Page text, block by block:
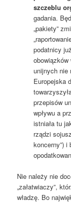
szczeblu
gadania.
„pakiety”
podatnicy
unijnych nie
Europejska
przepisów
wpływu a
istniała tu
rządzi
koncerny”)
Nie należy nie
„załatwiaczy”,
władzę. Bo